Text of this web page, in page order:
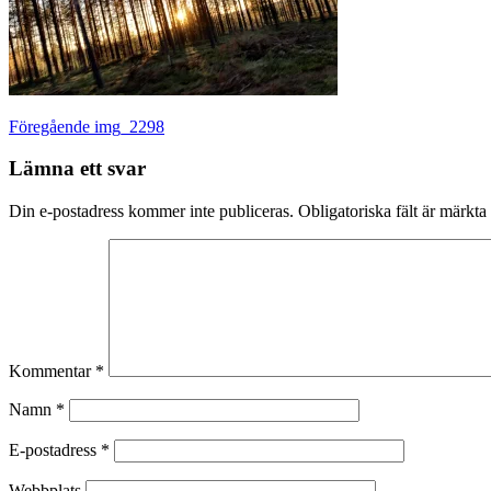
Inläggsnavigering
Föregående Föregående
img_2298
Lämna ett svar
Din e-postadress kommer inte publiceras. Obligatoriska fält är märkta
Kommentar *
Namn *
E-postadress *